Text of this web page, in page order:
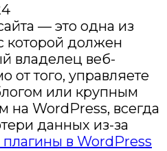
— это одна из
которой должен
владелец веб-
от того, управляете
или крупным
на WordPress, всегда
данных из-за
в WordPress